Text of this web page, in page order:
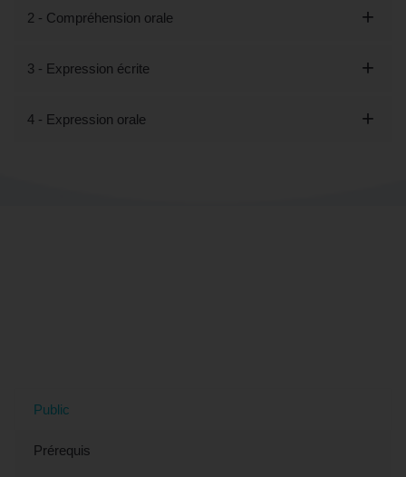
2 - Compréhension orale
3 - Expression écrite
4 - Expression orale
Public
Prérequis